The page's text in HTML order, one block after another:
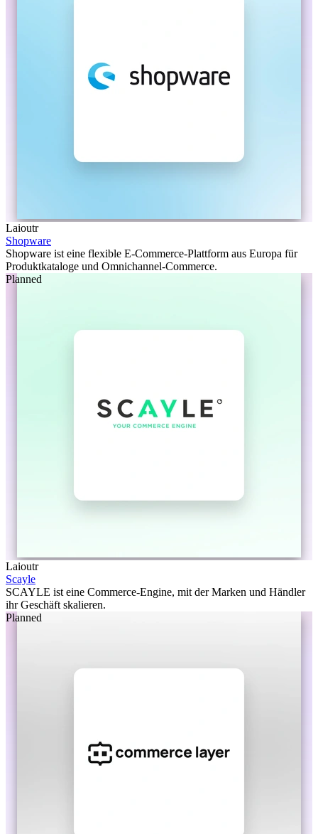
Laioutr
Shopware
Shopware ist eine flexible E-Commerce-Plattform aus Europa für
Produktkataloge und Omnichannel-Commerce.
Planned
Laioutr
Scayle
SCAYLE ist eine Commerce-Engine, mit der Marken und Händler
ihr Geschäft skalieren.
Planned